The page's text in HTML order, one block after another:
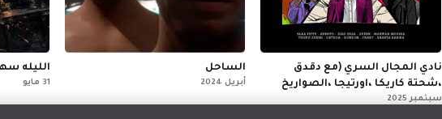
نادي المجال السري (مع دقدق
،شحتة كاريكا ،اورتيجا ،الصواريخ
،دابل زوكش و فانكي)
سبتمبر 2025
الساحل
أبريل 2024
الليله
31 مايو